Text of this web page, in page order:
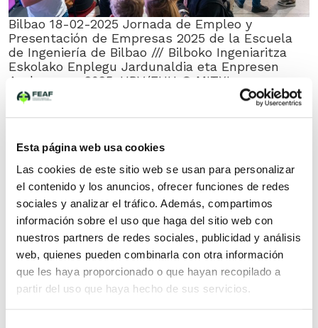
Esta página web usa cookies
Las cookies de este sitio web se usan para personalizar
el contenido y los anuncios, ofrecer funciones de redes
sociales y analizar el tráfico. Además, compartimos
información sobre el uso que haga del sitio web con
nuestros partners de redes sociales, publicidad y análisis
web, quienes pueden combinarla con otra información
que les haya proporcionado o que hayan recopilado a
partir del uso que haya hecho de sus servicios.
Bilbao 18-02-2025 Jornada de Empleo y
Presentación de Empresas 2025 de la Escuela
de Ingeniería de Bilbao /// Bilboko Ingeniaritza
Eskolako Enplegu Jardunaldia eta Enpresen
Aurkezpena 2025. UPV/EHU © MITXI